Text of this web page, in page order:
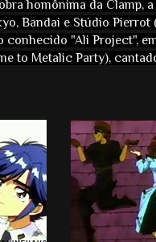
homônima da Clamp,
Bandai e Stúdio
"Ali Project",
to Metalic Party),